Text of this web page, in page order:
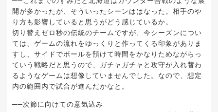
開が多かったが、そういったシーンははなった。相手のや
り方も影響していると思うがどう感じているか。
切り替えゼロ秒の伝統のチームですが、今シーズンについ
ては、ゲームの流れをゆっくりと作ってくる印象がありま
すし、サイドでボールを預けて時間をかなりためながらっ
ていう戦略だと思うので、ガチャガチャと攻守が入れ替わ
るようなゲームは想像していませんでした。なので、想定
内の範囲内で試合が進んだかなと。
──次節に向けての意気込み